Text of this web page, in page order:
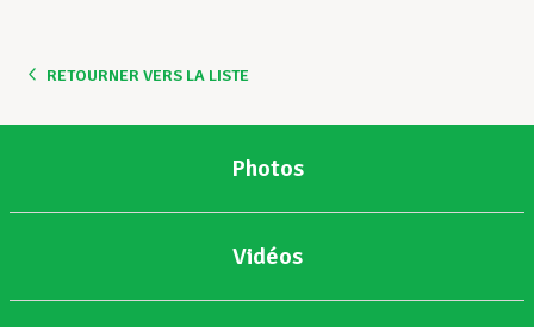
RETOURNER VERS LA LISTE
Photos
Vidéos